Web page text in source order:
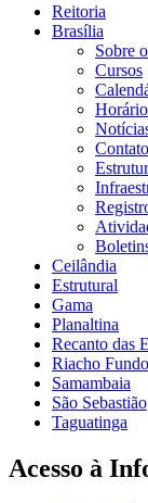
Reitoria
Brasília
Sobre
Cursos
Ceilândia
Estrutural
Gama
Planaltina
Recanto das
Riacho Fundo
Samambaia
São Sebastião
Taguatinga
Acesso à